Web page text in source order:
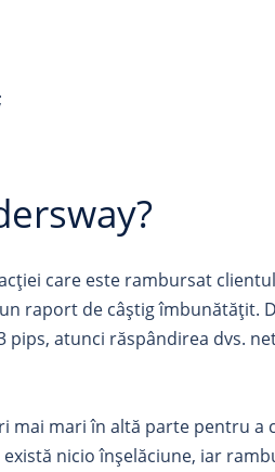
care este rambursat
raport de câștig îmbunătățit.
atunci răspândirea dvs.
mari în altă parte pentru a
nicio înșelăciune, iar